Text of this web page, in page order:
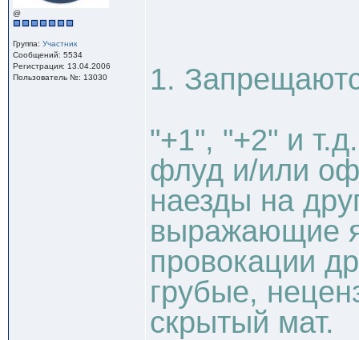
@
Группа: Участник
Сообщений: 5534
Регистрация: 13.04.2006
Пользователь №: 13030
1.
"+1", "+2" и
флуд и/или
наезды на
выражающие
провокации
грубые,
скрытый мат.